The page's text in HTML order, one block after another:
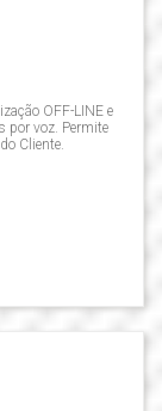
OFF-LINE e
por voz. Permite
Cliente.